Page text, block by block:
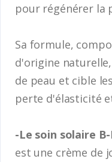
pour régénérer la
Sa formule,
d'origine
de peau et cible
perte d'élasticité
-Le soin solaire
est une crème de